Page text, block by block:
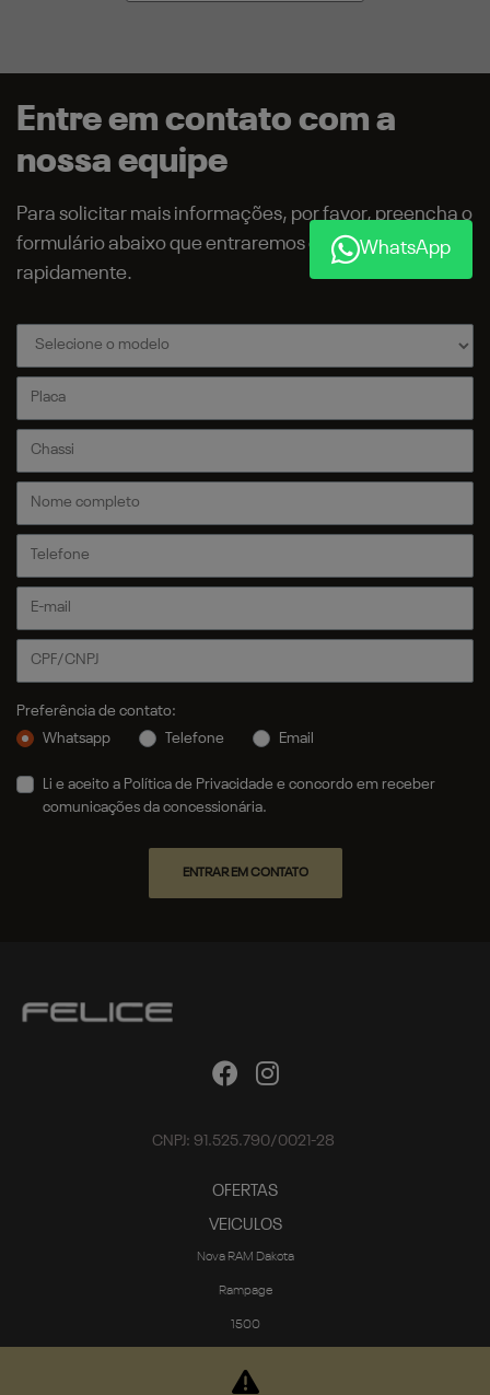
Entre em contato com a
nossa equipe
Para solicitar mais informações, por favor, preencha o
formulário abaixo que entraremos em contato
rapidamente.
Preferência de contato:
Whatsapp
Telefone Email
Li e aceito a Política de Privacidade e concordo em receber
comunicações da concessionária.
ENTRAR EM CONTATO
CNPJ: 91.525.790/0021-28
OFERTAS
VEICULOS
Nova RAM Dakota
Rampage
1500
WhatsApp